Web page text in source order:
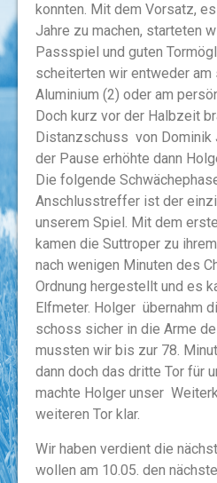
konnten. Mit dem Vorsatz,
Jahre zu machen, starteten
Passspiel und guten
scheiterten wir entweder am
Aluminium (2) oder am
Doch kurz vor der Halbzeit
Distanzschuss von Dominik
der Pause erhöhte dann
Die folgende
Anschlusstreffer ist der
unserem Spiel. Mit dem
kamen die Suttroper zu
nach wenigen Minuten des
Ordnung hergestellt und es
Elfmeter. Holger übernahm
schoss sicher in die Arme
mussten wir bis zur 78.
dann doch das dritte Tor für
machte Holger unser
weiteren Tor klar.
Wir haben verdient die
wollen am 10.05. den